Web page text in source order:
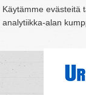
Käytämme evästeitä
analytiikka-alan
Suomi